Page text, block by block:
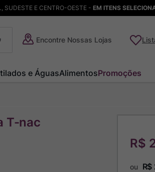
SUDESTE E CENTRO-OESTE - EM ITENS
Encontre Nossas Lojas
e ÁguasAlimentosPromoções
T-nac
R$
ou R$